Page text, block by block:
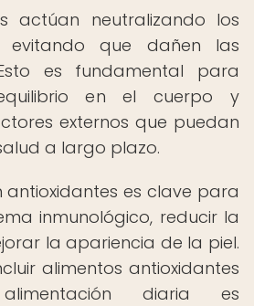
actúan neutralizando los
evitando que dañen las
es fundamental para
en el cuerpo y
externos que puedan
a largo plazo.
antioxidantes es clave para
inmunológico, reducir la
la apariencia de la piel.
alimentos antioxidantes
diaria es